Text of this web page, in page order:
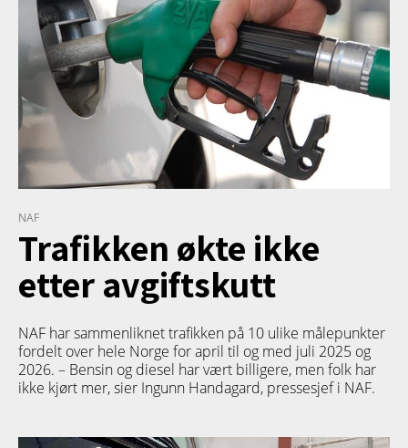
NAF
Trafikken økte ikke
etter avgiftskutt
NAF har sammenliknet trafikken på 10 ulike målepunkter
fordelt over hele Norge for april til og med juli 2025 og
2026. – Bensin og diesel har vært billigere, men folk har
ikke kjørt mer, sier Ingunn Handagard, pressesjef i NAF.